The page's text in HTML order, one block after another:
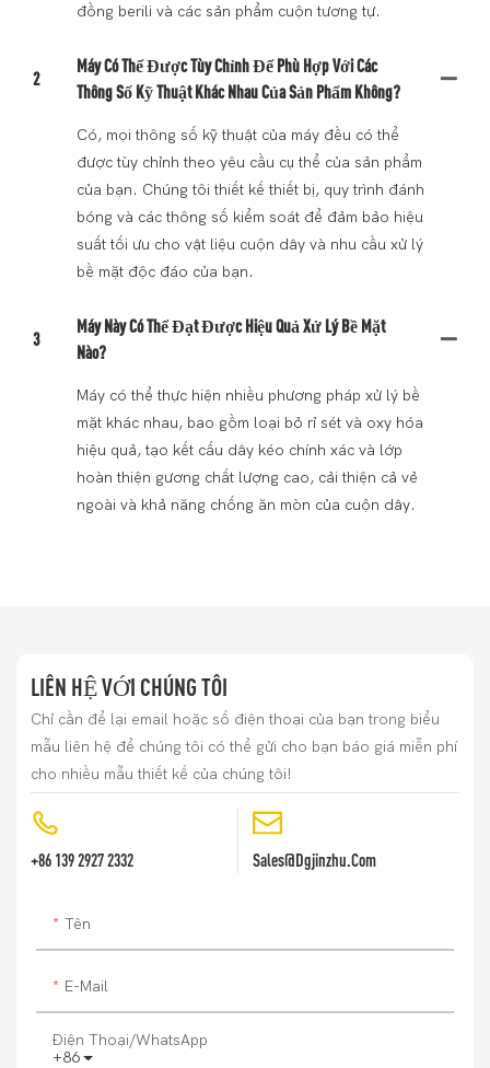
đồng berili và các sản phẩm cuộn tương tự.
2
Máy Có Thể Được Tùy Chỉnh Để Phù Hợp Với Các
Thông Số Kỹ Thuật Khác Nhau Của Sản Phẩm Không?
Có, mọi thông số kỹ thuật của máy đều có thể
được tùy chỉnh theo yêu cầu cụ thể của sản phẩm
của bạn. Chúng tôi thiết kế thiết bị, quy trình đánh
bóng và các thông số kiểm soát để đảm bảo hiệu
suất tối ưu cho vật liệu cuộn dây và nhu cầu xử lý
bề mặt độc đáo của bạn.
3
Máy Này Có Thể Đạt Được Hiệu Quả Xử Lý Bề Mặt
Nào?
Máy có thể thực hiện nhiều phương pháp xử lý bề
mặt khác nhau, bao gồm loại bỏ rỉ sét và oxy hóa
hiệu quả, tạo kết cấu dây kéo chính xác và lớp
hoàn thiện gương chất lượng cao, cải thiện cả vẻ
ngoài và khả năng chống ăn mòn của cuộn dây.
LIÊN HỆ VỚI CHÚNG TÔI
Chỉ cần để lại email hoặc số điện thoại của bạn trong biểu
mẫu liên hệ để chúng tôi có thể gửi cho bạn báo giá miễn phí
cho nhiều mẫu thiết kế của chúng tôi!
+86 139 2927 2332 Sales@dgjinzhu.com
Tên
E-Mail
+86
Điện Thoại/whatsApp